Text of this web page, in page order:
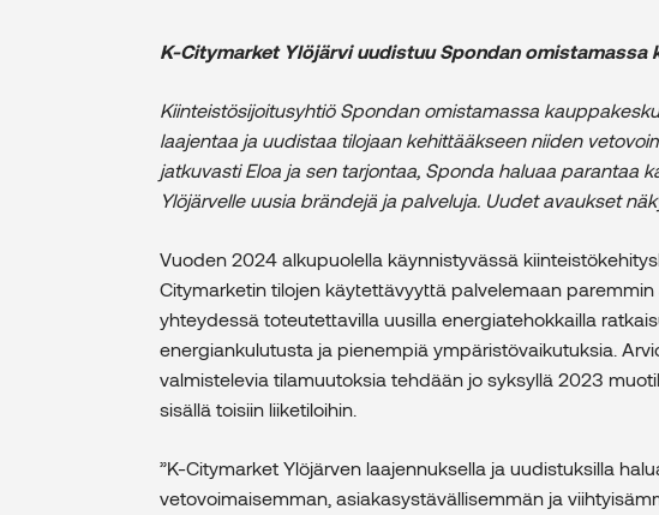
K-Citymarket Ylöjärvi uudistuu Spondan omistamassa
Kiinteistösijoitusyhtiö Spondan omistamassa
laajentaa ja uudistaa tilojaan kehittääkseen niiden
jatkuvasti Eloa ja sen tarjontaa, Sponda haluaa parantaa
Ylöjärvelle uusia brändejä ja palveluja. Uudet avaukset
Vuoden 2024 alkupuolella käynnistyvässä
Citymarketin tilojen käytettävyyttä palvelemaan
yhteydessä toteutettavilla uusilla energiatehokkailla
energiankulutusta ja pienempiä ympäristövaikutuksia.
valmistelevia tilamuutoksia tehdään jo syksyllä 2023
sisällä toisiin liiketiloihin.
”K-Citymarket Ylöjärven laajennuksella ja uudistuksilla
vetovoimaisemman, asiakasystävällisemmän ja